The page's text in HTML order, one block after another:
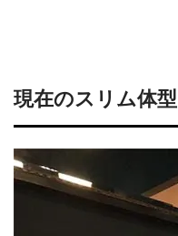
現在のスリム体